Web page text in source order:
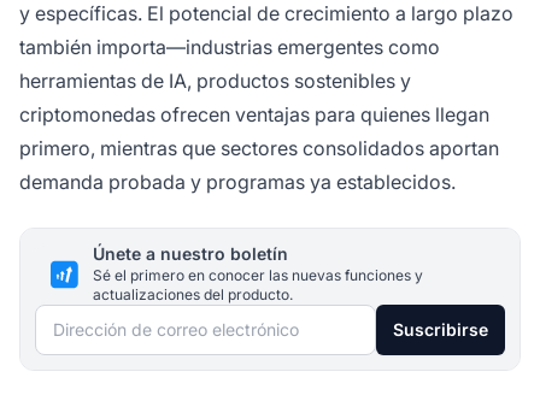
y específicas. El potencial de crecimiento a largo plazo
también importa—industrias emergentes como
herramientas de IA, productos sostenibles y
criptomonedas ofrecen ventajas para quienes llegan
primero, mientras que sectores consolidados aportan
demanda probada y programas ya establecidos.
Únete a nuestro boletín
Sé el primero en conocer las nuevas funciones y
actualizaciones del producto.
Dirección de correo electrónico Suscribirse